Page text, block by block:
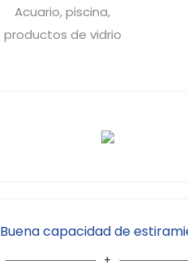
Acuario, piscina,
productos de vidrio
Buena capacidad de